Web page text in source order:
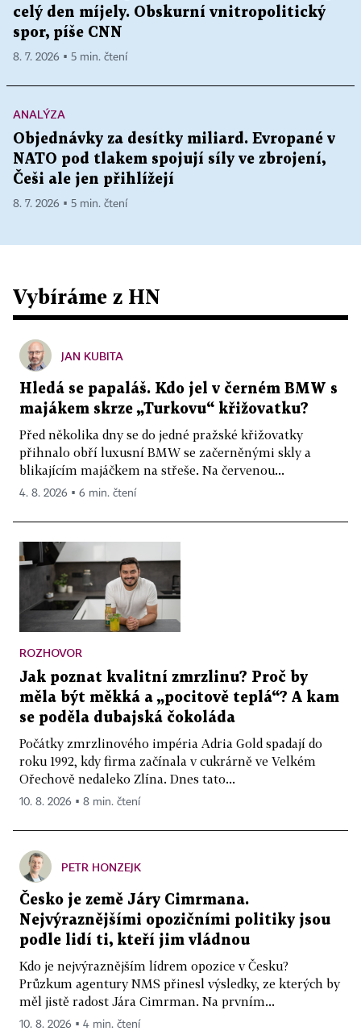
celý den míjely. Obskurní vnitropolitický
spor, píše CNN
8. 7. 2026 ▪ 5 min. čtení
ANALÝZA
Objednávky za desítky miliard. Evropané v
NATO pod tlakem spojují síly ve zbrojení,
Češi ale jen přihlížejí
8. 7. 2026 ▪ 5 min. čtení
Vybíráme z HN
JAN KUBITA
Hledá se papaláš. Kdo jel v černém BMW s
majákem skrze „Turkovu“ křižovatku?
Před několika dny se do jedné pražské křižovatky
přihnalo obří luxusní BMW se začerněnými skly a
blikajícím majáčkem na střeše. Na červenou...
4. 8. 2026 ▪ 6 min. čtení
ROZHOVOR
Jak poznat kvalitní zmrzlinu? Proč by
měla být měkká a „pocitově teplá“? A kam
se poděla dubajská čokoláda
Počátky zmrzlinového impéria Adria Gold spadají do
roku 1992, kdy firma začínala v cukrárně ve Velkém
Ořechově nedaleko Zlína. Dnes tato...
10. 8. 2026 ▪ 8 min. čtení
PETR HONZEJK
Česko je země Járy Cimrmana.
Nejvýraznějšími opozičními politiky jsou
podle lidí ti, kteří jim vládnou
Kdo je nejvýraznějším lídrem opozice v Česku?
Průzkum agentury NMS přinesl výsledky, ze kterých by
měl jistě radost Jára Cimrman. Na prvním...
10. 8. 2026 ▪ 4 min. čtení